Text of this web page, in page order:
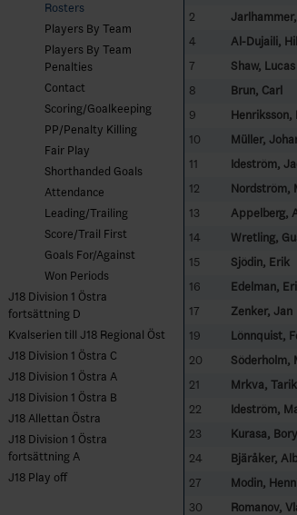
Rosters
Players By Team
Players By Team
Penalties
Contact
Scoring/Goalkeeping
PP/Penalty Killing
Fair Play
Shorthanded Goals
Attendance
Leading/Trailing
Score/Trail First
Goals For/Against
Won Periods
J18 Division 1 Östra
fortsättning D
Kvalserien till J18 Regional Öst
J18 Division 1 Östra C
J18 Division 1 Östra A
J18 Division 1 Östra B
J18 Allettan Östra
J18 Division 1 Östra
fortsättning A
J18 Play off
2
4
Al-Dujaili,
7
Shaw, Lucas
8
Brun, Carl
9
Henriksson,
10
Müller,
11
Ideström,
12
Nordström,
13
Appelberg,
14
Wretling,
15
Sjödin, Erik
16
Edelman,
17
Zenker, Jan
19
Lönnquist,
20
Söderholm,
21
Mrkva, Tarik
22
Ideström,
23
Kurasa,
24
Bjäråker,
27
Modin,
30
Romanov,